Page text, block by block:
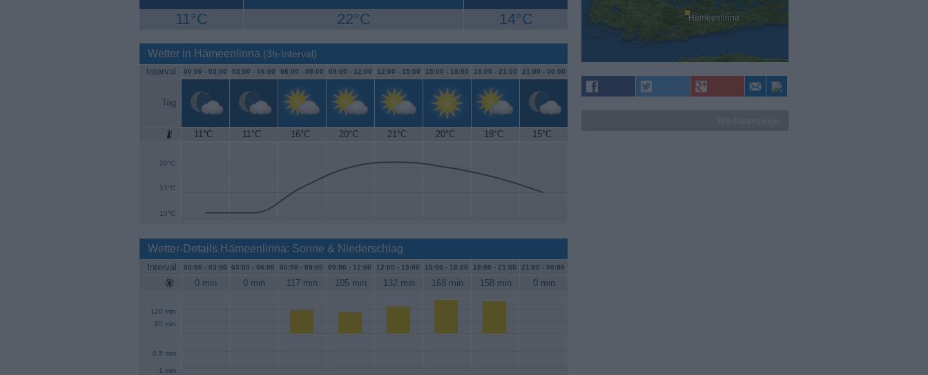
11°C 22°C 14°C
Wetter in Hämeenlinna (3h-Interval)
Interval 00:00 - 03:00 03:00 - 06:00 06:00 - 09:00 09:00 - 12:00 12:00 - 15:00 15:00 - 18:00 18:00 - 21:00 21:00 - 00:00
Tag
11°C 11°C 16°C 20°C 21°C 20°C 18°C 15°C
10°C
15°C
20°C
25°C
Wetter-Details Hämeenlinna: Sonne & Niederschlag
Interval 00:00 - 03:00 03:00 - 06:00 06:00 - 09:00 09:00 - 12:00 12:00 - 15:00 15:00 - 18:00 18:00 - 21:00 21:00 - 00:00
0 min 0 min 117 min 105 min 132 min 168 min 158 min 0 min
60 min
120 min
0.5 mm
1 mm
Hämeenlinna